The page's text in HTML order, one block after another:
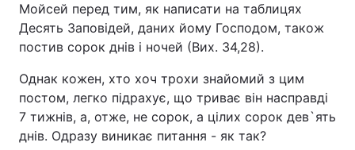
Тема оформлення
Мойсей перед тим, як написати на таблицях
Десять Заповідей, даних йому Господом, також
постив сорок днів і ночей (Вих. 34,28).
Однак кожен, хто хоч трохи знайомий з цим
постом, легко підрахує, що триває він насправді
7 тижнів, а, отже, не сорок, а цілих сорок дев`ять
днів. Одразу виникає питання - як так?